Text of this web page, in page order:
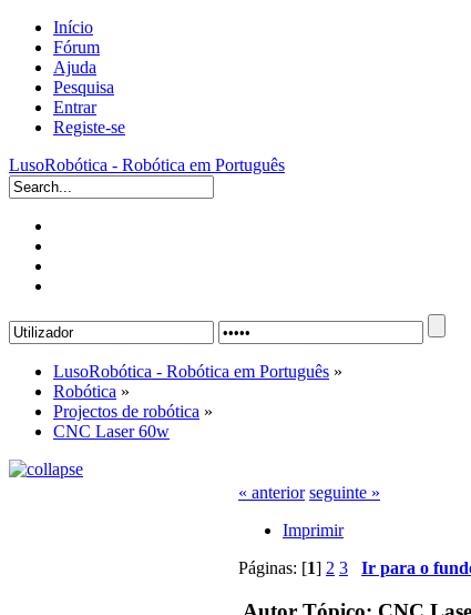
Início
Fórum
Ajuda
Pesquisa
Entrar
Registe-se
LusoRobótica - Robótica em Português
LusoRobótica - Robótica em Português »
Robótica »
Projectos de robótica »
CNC Laser 60w
« anterior seguinte »
Imprimir
Páginas: [1] 2 3 Ir para o